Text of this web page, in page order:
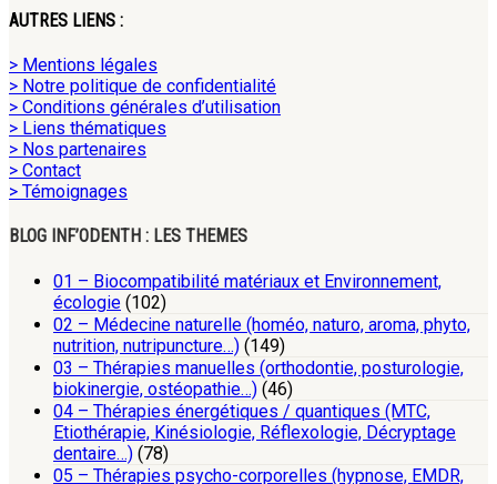
AUTRES LIENS :
> Mentions légales
> Notre politique de confidentialité
> Conditions générales d’utilisation
> Liens thématiques
> Nos partenaires
> Contact
> Témoignages
BLOG INF’ODENTH : LES THEMES
01 – Biocompatibilité matériaux et Environnement,
écologie (102)
02 – Médecine naturelle (homéo, naturo, aroma, phyto,
nutrition, nutripuncture…) (149)
03 – Thérapies manuelles (orthodontie, posturologie,
biokinergie, ostéopathie…) (46)
04 – Thérapies énergétiques / quantiques (MTC,
Etiothérapie, Kinésiologie, Réflexologie, Décryptage
dentaire…) (78)
05 – Thérapies psycho-corporelles (hypnose, EMDR,